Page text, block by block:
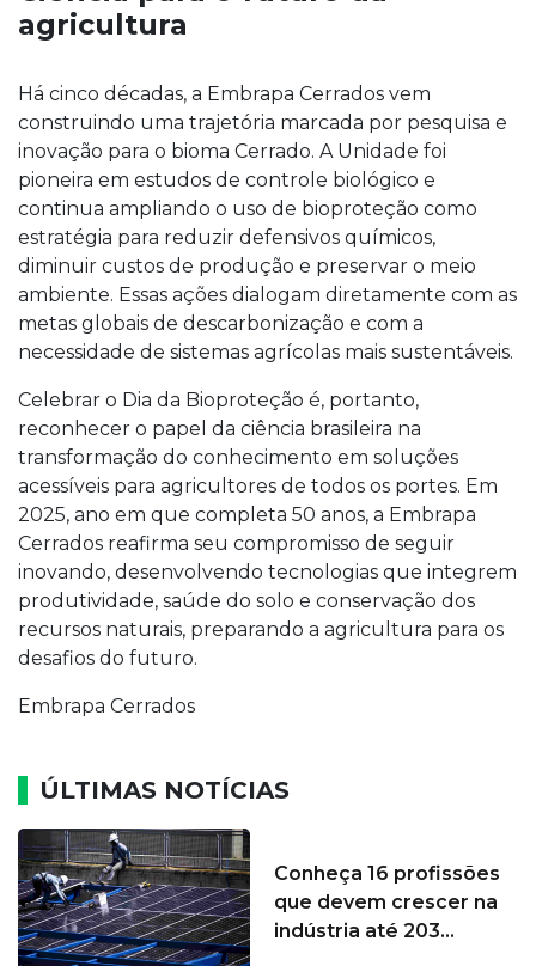
agricultura
Há cinco décadas, a Embrapa Cerrados vem
construindo uma trajetória marcada por pesquisa e
inovação para o bioma Cerrado. A Unidade foi
pioneira em estudos de controle biológico e
continua ampliando o uso de bioproteção como
estratégia para reduzir defensivos químicos,
diminuir custos de produção e preservar o meio
ambiente. Essas ações dialogam diretamente com as
metas globais de descarbonização e com a
necessidade de sistemas agrícolas mais sustentáveis.
Celebrar o Dia da Bioproteção é, portanto,
reconhecer o papel da ciência brasileira na
transformação do conhecimento em soluções
acessíveis para agricultores de todos os portes. Em
2025, ano em que completa 50 anos, a Embrapa
Cerrados reafirma seu compromisso de seguir
inovando, desenvolvendo tecnologias que integrem
produtividade, saúde do solo e conservação dos
recursos naturais, preparando a agricultura para os
desafios do futuro.
Embrapa Cerrados
ÚLTIMAS NOTÍCIAS
Conheça 16 profissões
que devem crescer na
indústria até 203...